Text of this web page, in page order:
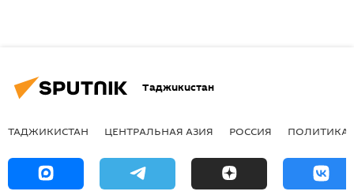
Таджикистан
ТАДЖИКИСТАН ЦЕНТРАЛЬНАЯ АЗИЯ РОССИЯ ПОЛИТИКА